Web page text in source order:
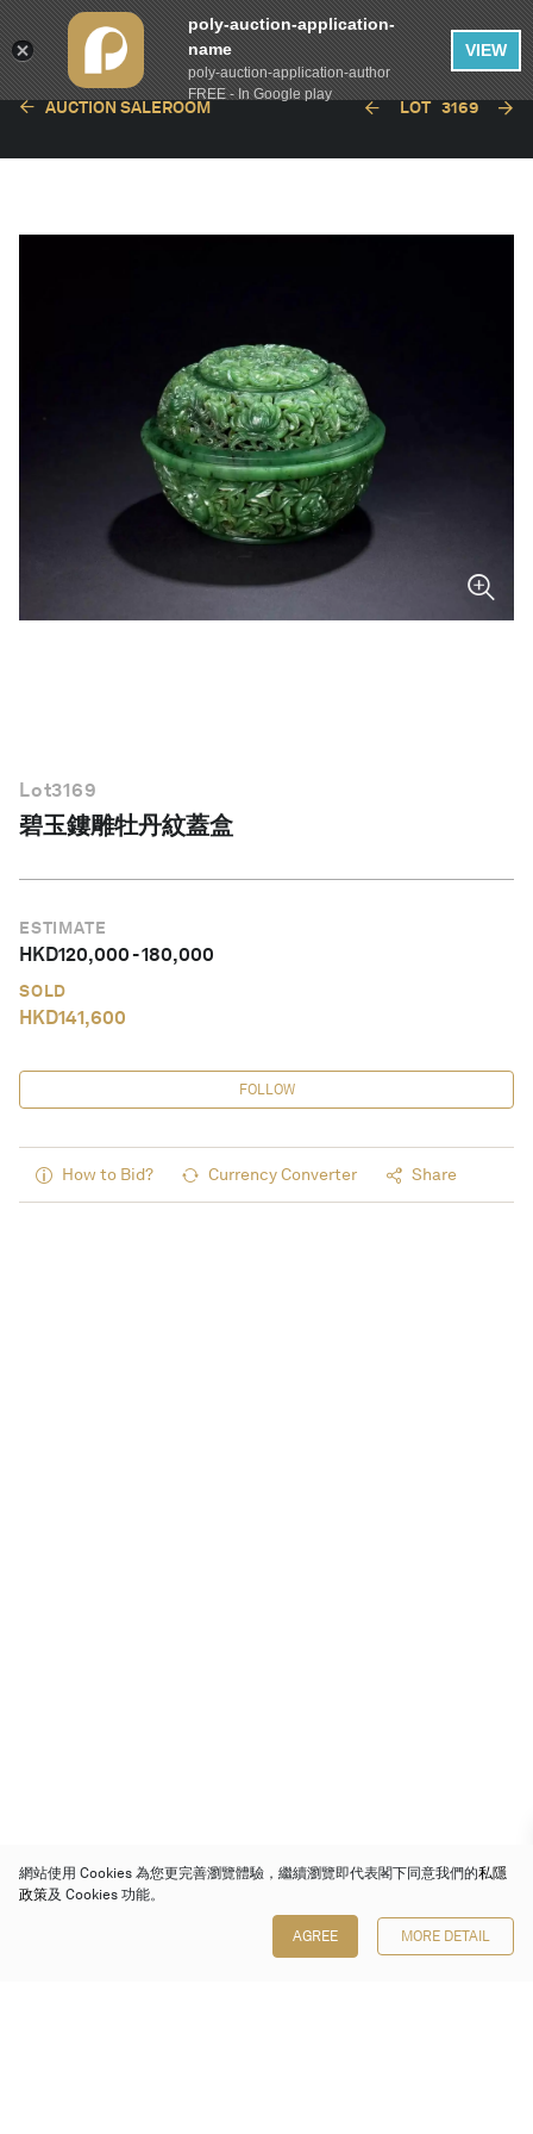
繁體中文
AUCTION SALEROOM LOT 3169
Lot3169
碧玉鏤雕牡丹紋蓋盒
ESTIMATE
HKD120,000-180,000
SOLD
HKD141,600
FOLLOW
How to Bid? Currency Converter Share
網站使用 Cookies 為您更完善瀏覽體驗，繼續瀏覽即代表閣下同意我們的私隱
政策及 Cookies 功能。
AGREE MORE DETAIL
poly-auction-application-
name
poly-auction-application-author
FREE - In Google play
VIEW